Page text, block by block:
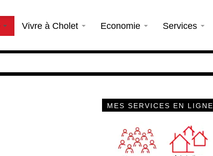
Vivre à Cholet Economie Services
MES SERVICES EN LIGNE